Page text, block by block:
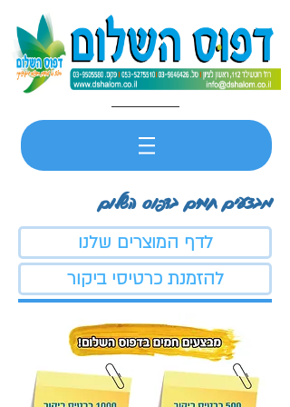
מבצעים חמים בדפוס השלום
לדף המוצרים שלנו
להזמנת כרטיסי ביקור